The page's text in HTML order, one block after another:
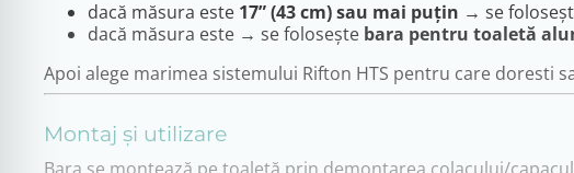
dacă măsura este 17” (43 cm) sau mai puțin → se
dacă măsura este → se folosește bara pentru toaletă
Apoi alege marimea sistemului Rifton HTS pentru care doresti
Montaj și utilizare